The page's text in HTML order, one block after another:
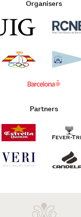
Organisers
Partners